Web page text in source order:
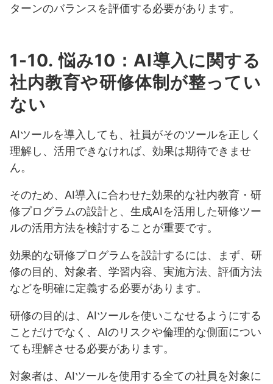
ターンのバランスを評価する必要があります。
1-10. 悩み10：AI導入に関する
社内教育や研修体制が整ってい
ない
AIツールを導入しても、社員がそのツールを正しく
理解し、活用できなければ、効果は期待できませ
ん。
そのため、AI導入に合わせた効果的な社内教育・研
修プログラムの設計と、生成AIを活用した研修ツー
ルの活用方法を検討することが重要です。
効果的な研修プログラムを設計するには、まず、研
修の目的、対象者、学習内容、実施方法、評価方法
などを明確に定義する必要があります。
研修の目的は、AIツールを使いこなせるようにする
ことだけでなく、AIのリスクや倫理的な側面につい
ても理解させる必要があります。
対象者は、AIツールを使用する全ての社員を対象に